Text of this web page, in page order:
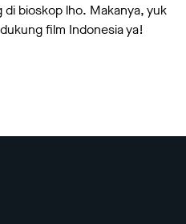
bioskop lho. Makanya, yuk
film Indonesia ya!